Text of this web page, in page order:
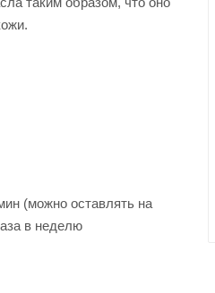
(можно оставлять на
в неделю